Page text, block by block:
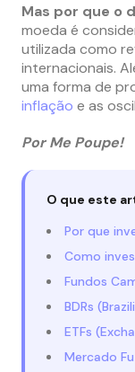
Mas por que o
moeda é
utilizada como
internacionais.
uma forma de
inflação e as
Por Me Poupe!
O que este
Por que
Como
Fundos
BDRs
ETFs
Mercado